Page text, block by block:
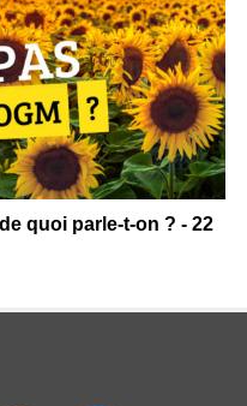
quoi parle-t-on ? - 22